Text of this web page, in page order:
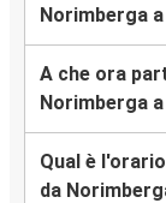
Norimberga
A che ora
Norimberga
Qual è
da